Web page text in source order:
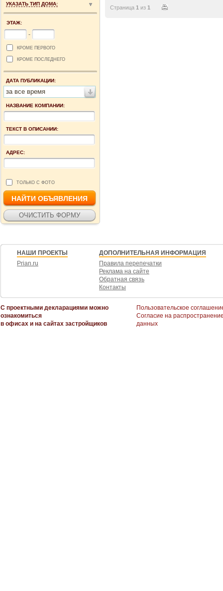
УКАЗАТЬ ТИП ДОМА:
ЭТАЖ:
-
КРОМЕ ПЕРВОГО
КРОМЕ ПОСЛЕДНЕГО
ДАТА ПУБЛИКАЦИИ:
за все время
НАЗВАНИЕ КОМПАНИИ:
ТЕКСТ В ОПИСАНИИ:
АДРЕС:
ТОЛЬКО С ФОТО
Страница 1 из 1
НАШИ ПРОЕКТЫ
Prian.ru
ДОПОЛНИТЕЛЬНАЯ ИНФОРМАЦИЯ
Правила перепечатки
Реклама на сайте
Обратная связь
Контакты
С проектными декларациями можно
ознакомиться
в офисах и на сайтах застройщиков
Пользовательское
Согласие на
данных